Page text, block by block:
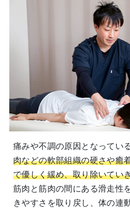
痛みや不調の原因となっている
肉などの軟部組織の硬さや癒
で優しく緩め、取り除いてい
筋肉と筋肉の間にある滑走性
きやすさを取り戻し、体の連